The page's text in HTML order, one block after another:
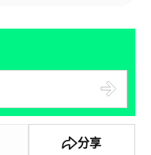
分享